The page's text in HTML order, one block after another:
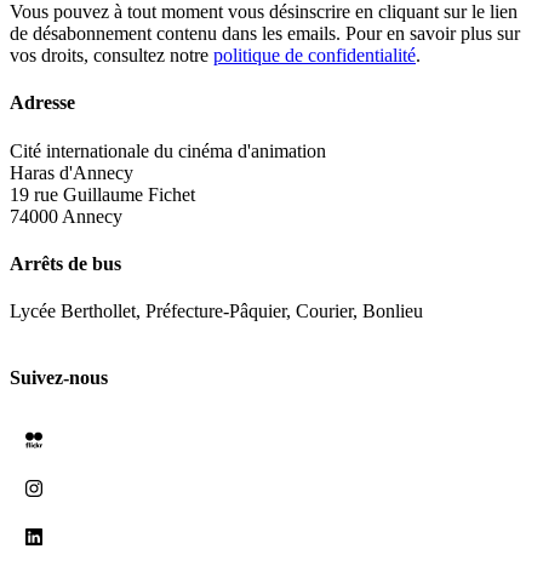
Vous pouvez à tout moment vous désinscrire en cliquant sur le lien
de désabonnement contenu dans les emails. Pour en savoir plus sur
vos droits, consultez notre politique de confidentialité.
Adresse
Cité internationale du cinéma d'animation
Haras d'Annecy
19 rue Guillaume Fichet
74000 Annecy
Arrêts de bus
Lycée Berthollet, Préfecture-Pâquier, Courier, Bonlieu
Suivez-nous